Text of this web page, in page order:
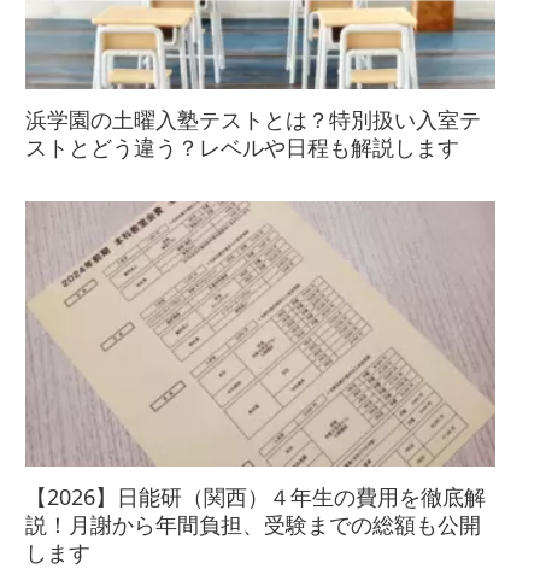
浜学園の土曜入塾テストとは？特別扱い入室テ
ストとどう違う？レベルや日程も解説します
【2026】日能研（関西）４年生の費用を徹底解
説！月謝から年間負担、受験までの総額も公開
します